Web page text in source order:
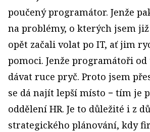
poučený programátor. Jenže
na problémy, o kterých jsem
opět začali volat po IT, ať jim
pomoci. Jenže programátoři
dávat ruce pryč. Proto jsem
se dá najít lepší místo − tím je
oddělení HR. Je to důležité i z
strategického plánování, kdy